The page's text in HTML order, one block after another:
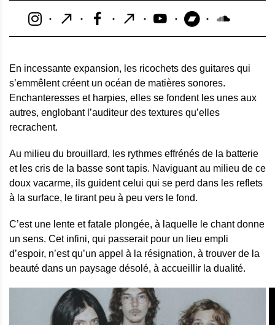
En incessante expansion, les ricochets des guitares qui
s’emmêlent créent un océan de matières sonores.
Enchanteresses et harpies, elles se fondent les unes aux
autres, englobant l’auditeur des textures qu’elles
recrachent.
Au milieu du brouillard, les rythmes effrénés de la batterie
et les cris de la basse sont tapis. Naviguant au milieu de ce
doux vacarme, ils guident celui qui se perd dans les reflets
à la surface, le tirant peu à peu vers le fond.
C’est une lente et fatale plongée, à laquelle le chant donne
un sens. Cet infini, qui passerait pour un lieu empli
d’espoir, n’est qu’un appel à la résignation, à trouver de la
beauté dans un paysage désolé, à accueillir la dualité.